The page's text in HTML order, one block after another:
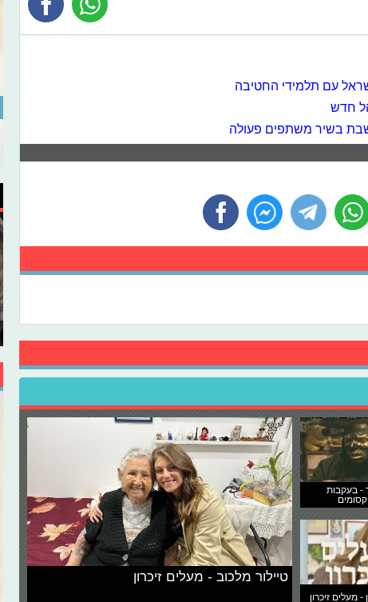
עם תלמידי החטיבה
חדש
בשיר משתפים פעולה
- בעקבות
- מעלים זיכרון
טיילור מלכוב - מעלים זיכרון